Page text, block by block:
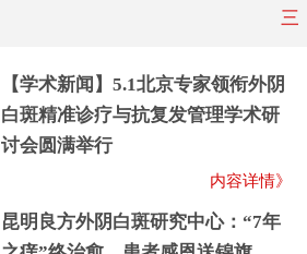
三
【学术新闻】5.1北京专家领衔外阴
白斑精准诊疗与抗复发管理学术研
讨会圆满举行
内容详情》
昆明良方外阴白斑研究中心：“7年